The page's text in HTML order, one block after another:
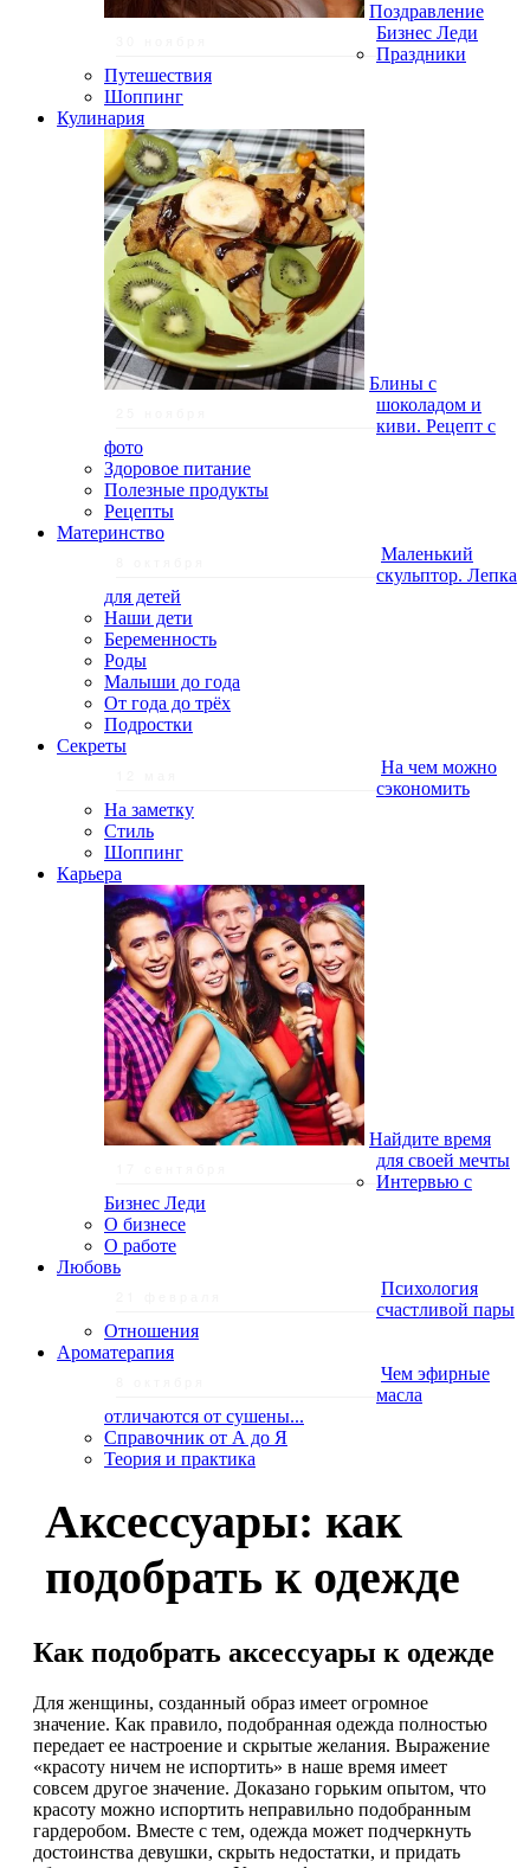
Поздравление
Бизнес Леди
Праздники
Путешествия
Шоппинг
Кулинария
Блины с
шоколадом и
киви. Рецепт с
фото
Здоровое питание
Полезные продукты
Рецепты
Материнство
Маленький
скульптор. Лепка
для детей
Наши дети
Беременность
Роды
Малыши до года
От года до трёх
Подростки
Секреты
На чем можно
сэкономить
На заметку
Стиль
Шоппинг
Карьера
Найдите время
для своей мечты
Интервью с
Бизнес Леди
О бизнесе
О работе
Любовь
Психология
счастливой пары
Отношения
Ароматерапия
Чем эфирные
масла
отличаются от сушены...
Справочник от А до Я
Теория и практика
Аксессуары: как
подобрать к одежде
Как подобрать аксессуары к одежде
Для женщины, созданный образ имеет огромное
значение. Как правило, подобранная одежда полностью
передает ее настроение и скрытые желания. Выражение
«красоту ничем не испортить» в наше время имеет
совсем другое значение. Доказано горьким опытом, что
красоту можно испортить неправильно подобранным
гардеробом. Вместе с тем, одежда может подчеркнуть
достоинства девушки, скрыть недостатки, и придать